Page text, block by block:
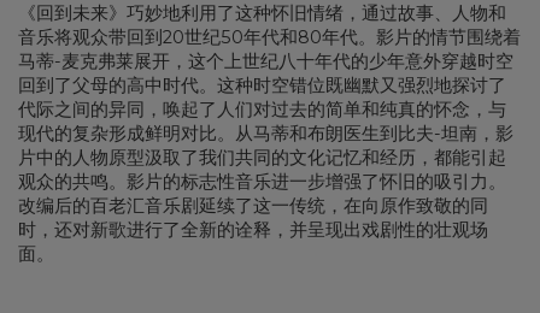
《回到未来》巧妙地利用了这种怀旧情绪，通过故事、人物和
音乐将观众带回到20世纪50年代和80年代。影片的情节围绕着
马蒂-麦克弗莱展开，这个上世纪八十年代的少年意外穿越时空
回到了父母的高中时代。这种时空错位既幽默又强烈地探讨了
代际之间的异同，唤起了人们对过去的简单和纯真的怀念，与
现代的复杂形成鲜明对比。从马蒂和布朗医生到比夫-坦南，影
片中的人物原型汲取了我们共同的文化记忆和经历，都能引起
观众的共鸣。影片的标志性音乐进一步增强了怀旧的吸引力。
改编后的百老汇音乐剧延续了这一传统，在向原作致敬的同
时，还对新歌进行了全新的诠释，并呈现出戏剧性的壮观场
面。